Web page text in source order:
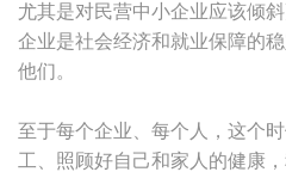
尤其是对民营中小企业应该倾
企业是社会经济和就业保障的
他们。
至于每个企业、每个人，这个
工、照顾好自己和家人的健康